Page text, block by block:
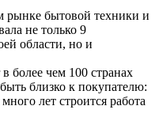
рынке бытовой техники и
не только 9
области, но и
более чем 100 странах
близко к покупателю:
лет строится работа